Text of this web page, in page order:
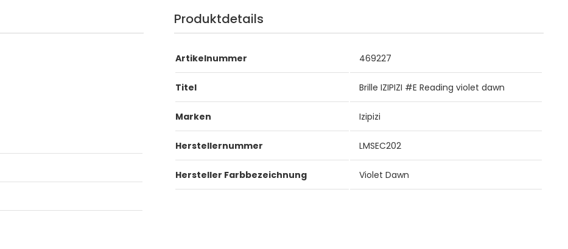
Produktdetails
Artikelnummer 469227
Titel Brille IZIPIZI #E Reading violet dawn
Marken Izipizi
Herstellernummer LMSEC202
Hersteller Farbbezeichnung Violet Dawn